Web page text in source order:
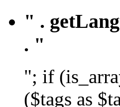
" .
. "
"; if
($tags as